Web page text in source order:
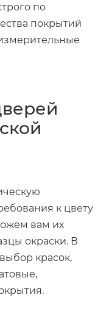
по
покрытий
к цвету
вам их
окраски. В
красок,